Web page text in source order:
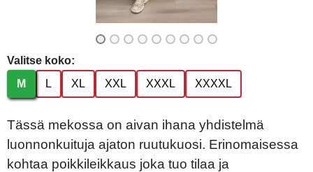
Valitse koko:
M
L XL XXL XXXL XXXXL
Tässä mekossa on aivan ihana yhdistelmä
luonnonkuituja ajaton ruutukuosi. Erinomaisessa
kohtaa poikkileikkaus joka tuo tilaa ja